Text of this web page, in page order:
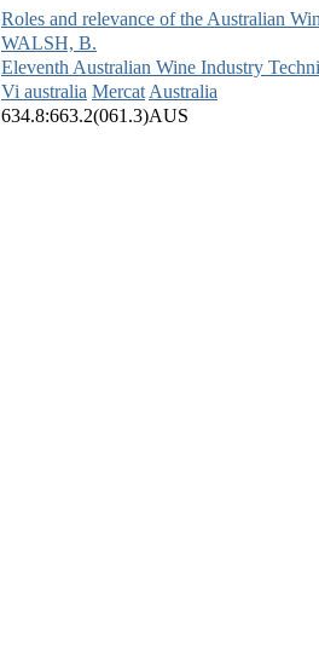
Roles and relevance of the Australian
WALSH, B.
Eleventh Australian Wine Industry
Vi australia MercatAustralia
634.8:663.2(061.3)AUS